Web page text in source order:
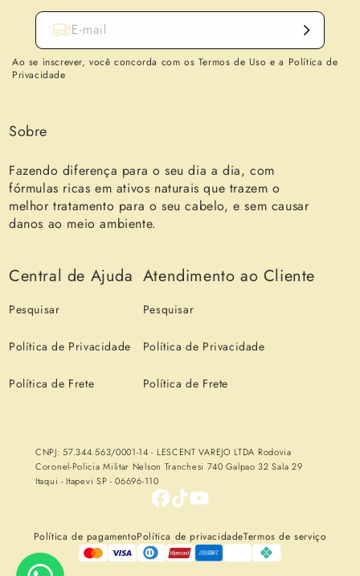
E-mail
Ao se inscrever, você concorda com os Termos de Uso e a Política de
Privacidade
Sobre
Fazendo diferença para o seu dia a dia, com
fórmulas ricas em ativos naturais que trazem o
melhor tratamento para o seu cabelo, e sem causar
danos ao meio ambiente.
Central de Ajuda
Pesquisar
Política de Privacidade
Política de Frete
Atendimento ao Cliente
Pesquisar
Política de Privacidade
Política de Frete
CNPJ: 57.344.563/0001-14 - LESCENT VAREJO LTDA Rodovia
Coronel-Policia Militar Nelson Tranchesi 740 Galpao 32 Sala 29
Itaqui - Itapevi SP - 06696-110
Política de pagamentoPolítica de privacidadeTermos de serviço